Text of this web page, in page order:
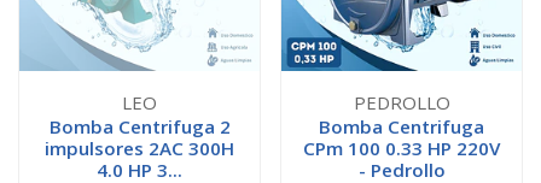
LEO
Bomba Centrifuga 2
impulsores 2AC 300H
4.0 HP 3...
PEDROLLO
Bomba Centrifuga
CPm 100 0.33 HP 220V
- Pedrollo